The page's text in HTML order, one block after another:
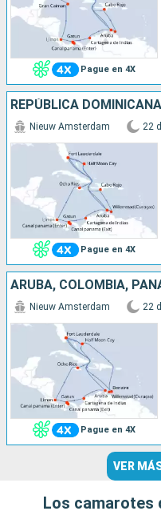
Pague en 4X
Pague en 4X
Nieuw Amsterdam 22 d
Pague en 4X
Nieuw Amsterdam 22 d
VER
Los camarotes